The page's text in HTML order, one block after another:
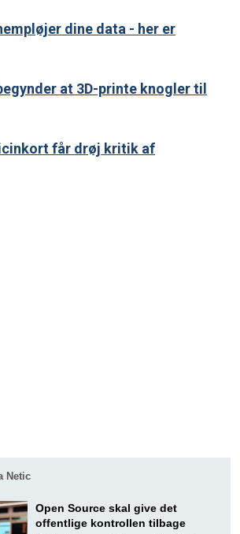
dine data - her er
at 3D-printe knogler til
får drøj kritik af
Netic
Open Source skal give det
offentlige kontrollen tilbage